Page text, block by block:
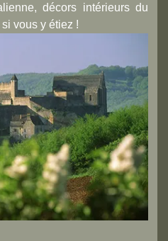
décors intérieurs du
vous y étiez !